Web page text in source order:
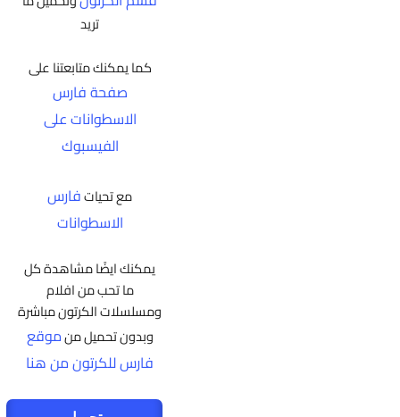
تريد
كما يمكنك متابعتنا على
صفحة فارس
الاسطوانات على
الفيسبوك
مع تحياتفارس
الاسطوانات
يمكنك ايضًا مشاهدة كل
ما تحب من افلام
ومسلسلات الكرتون مباشرة
وبدون تحميل منموقع
فارس للكرتون من هنا